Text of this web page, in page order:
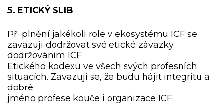
5. ETICKÝ SLIB
Při plnění jakékoli role v ekosystému ICF se
zavazuji dodržovat své etické závazky
dodržováním ICF
Etického kodexu ve všech svých profesních
situacích. Zavazuji se, že budu hájit integritu a
dobré
jméno profese kouče i organizace ICF.